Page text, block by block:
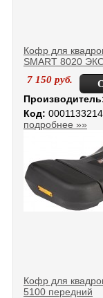
Кофр для
SMART 8020
7 150 руб.
Код:
подробнее »»
Кофр для
5100 передний